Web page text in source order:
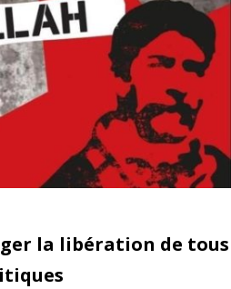
la libération de tous